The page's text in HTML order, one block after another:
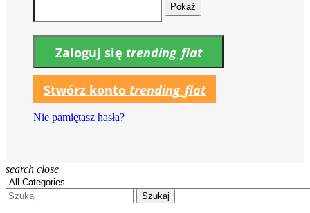
Pokaż
Zaloguj się trending_flat
Stwórz konto trending_flat
Nie pamiętasz hasła?
search close
Szukaj